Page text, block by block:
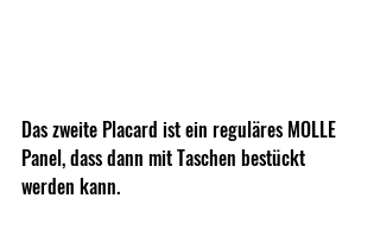
Das zweite Placard ist ein reguläres MOLLE
Panel, dass dann mit Taschen bestückt
werden kann.